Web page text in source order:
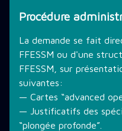
Procédure
La demande se fait
FFESSM ou d'une
FFESSM, sur
suivantes:
— Cartes “advanced
— Justificatifs des
“plongée profonde”.